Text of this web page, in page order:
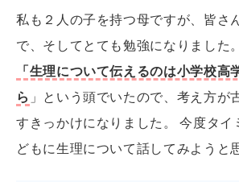
私も２人の子を持つ母ですが、皆さ
で、そしてとても勉強になりました。
「生理について伝えるのは小学校高
ら 」という頭でいたので、考え方が
すきっかけになりました。 今度タイ
どもに生理について話してみようと